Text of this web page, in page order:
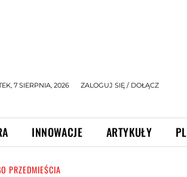
7 SIERPNIA, 2026 ZALOGUJ SIĘ / DOŁĄCZ
INNOWACJE ARTYKUŁY PL
PRZEDMIEŚCIA